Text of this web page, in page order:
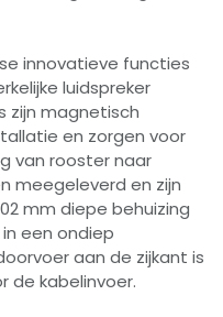
innovatieve functies
luidspreker
zijn magnetisch
en zorgen voor
van rooster naar
meegeleverd en zijn
mm diepe behuizing
een ondiep
aan de zijkant is
de kabelinvoer.